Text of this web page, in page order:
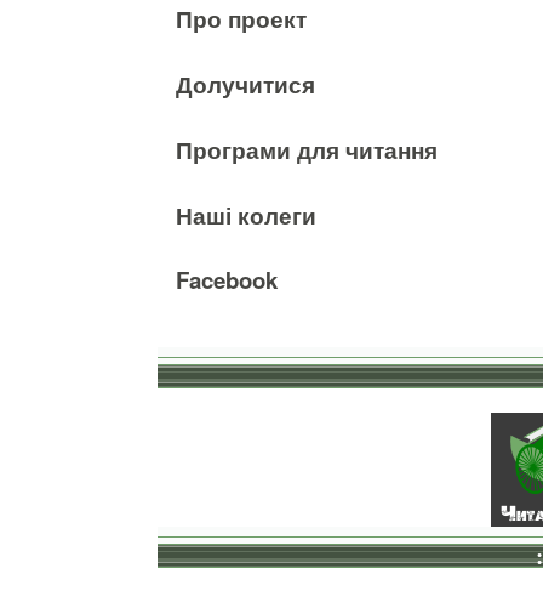
Про проект
Долучитися
Програми для читання
Наші колеги
Facebook